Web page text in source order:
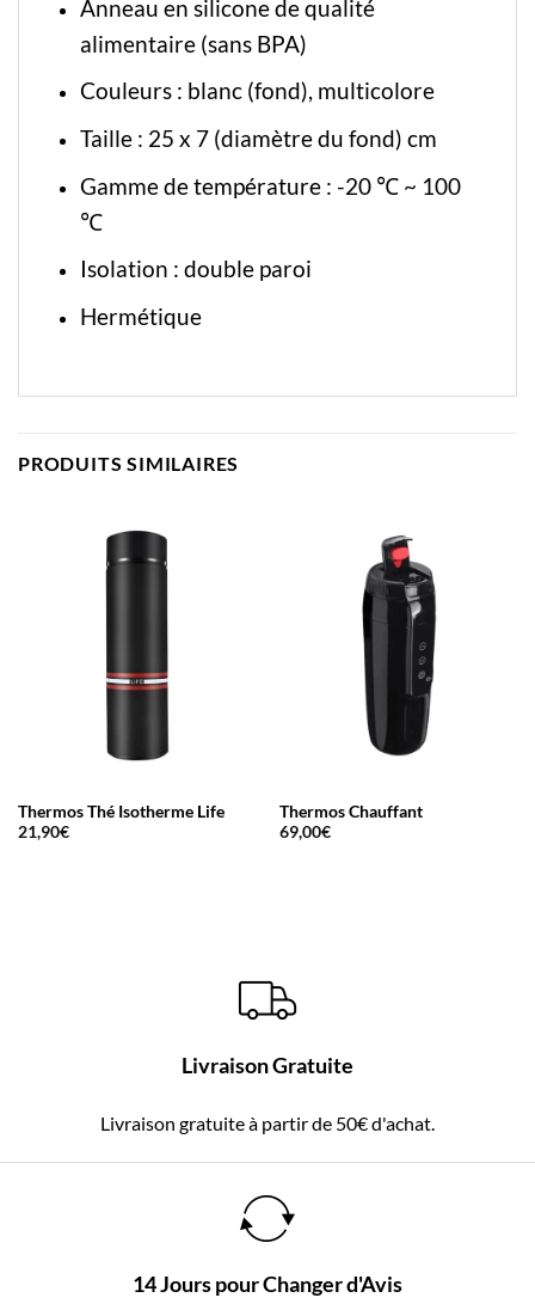
Anneau en silicone de qualité
alimentaire (sans BPA)
Couleurs : blanc (fond), multicolore
Taille : 25 x 7 (diamètre du fond) cm
Gamme de température : -20 ℃ ~ 100
℃
Isolation : double paroi
Hermétique
PRODUITS SIMILAIRES
Thermos Thé Isotherme Life
21,90€
Thermos Chauffant
69,00€
Livraison Gratuite
Livraison gratuite à partir de 50€ d'achat.
14 Jours pour Changer d'Avis